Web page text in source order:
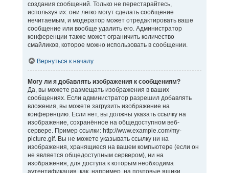
создания сообщений. Только не перестарайтесь,
используя их: они легко могут сделать сообщение
нечитаемым, и модератор может отредактировать ваше
сообщение или вообще удалить его. Администратор
конференции также может ограничить количество
смайликов, которое можно использовать в сообщении.
Вернуться к началу
Могу ли я добавлять изображения к сообщениям?
Да, вы можете размещать изображения в ваших
сообщениях. Если администратор разрешил добавлять
вложения, вы можете загрузить изображение на
конференцию. Если нет, вы должны указать ссылку на
изображение, сохранённое на общедоступном веб-
сервере. Пример ссылки: http://www.example.com/my-
picture.gif. Вы не можете указывать ссылку ни на
изображения, хранящиеся на вашем компьютере (если он
не является общедоступным сервером), ни на
изображения, для доступа к которым необходима
аутентификация, как, например, на почтовые ящики